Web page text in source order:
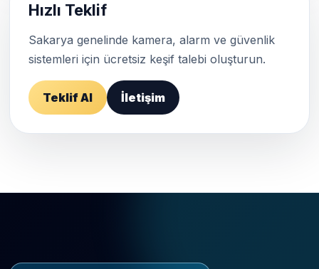
Hızlı Teklif
Sakarya genelinde kamera, alarm ve güvenlik
sistemleri için ücretsiz keşif talebi oluşturun.
Teklif Al İletişim